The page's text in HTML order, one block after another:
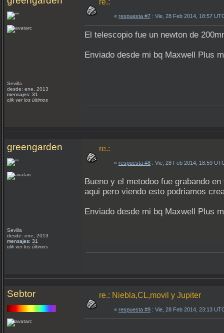
Sevilla
desde: ene, 2013
mensajes: 31
clik ver los últimos
re.:
« respuesta #7 : Vie, 28 Feb 2014, 18:57
El telescopio fue un newton de
Enviado desde mi bq Maxwell Plus
greengarden
Sevilla
desde: ene, 2013
mensajes: 31
clik ver los últimos
re.:
« respuesta #8 : Vie, 28 Feb 2014, 18:59
Bueno y el metodoo fue grabando
aqui pero viendo esto podriamos
Enviado desde mi bq Maxwell Plus
Sebtor re.: Niebla,CL,movil y Jupiter
« respuesta #9 : Vie, 28 Feb 2014, 23:13